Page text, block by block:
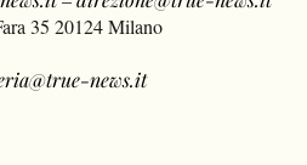
35 20124 Milano
news.it